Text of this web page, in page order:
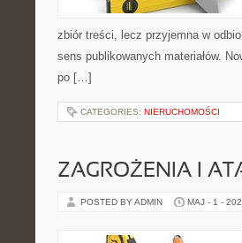
zbiór treści, lecz przyjemna w
sens publikowanych materiałów.
po […]
CATEGORIES: NIERUCHOMOŚCI
ZAGROŻENIA I
POSTED BY ADMIN MAJ - 1 -